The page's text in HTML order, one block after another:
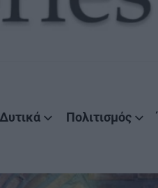
Δυτικά Πολιτισμός